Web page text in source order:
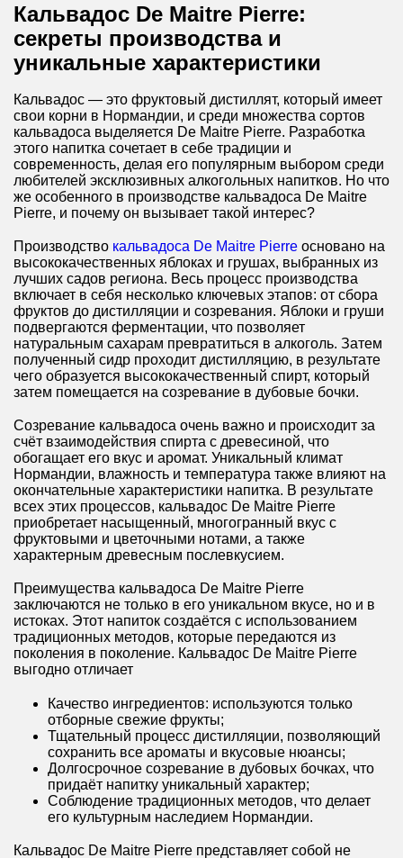
Кальвадос De Maitre Pierre:
секреты производства и
уникальные характеристики
Кальвадос — это фруктовый дистиллят, который имеет
свои корни в Нормандии, и среди множества сортов
кальвадоса выделяется De Maitre Pierre. Разработка
этого напитка сочетает в себе традиции и
современность, делая его популярным выбором среди
любителей эксклюзивных алкогольных напитков. Но что
же особенного в производстве кальвадоса De Maitre
Pierre, и почему он вызывает такой интерес?
Производство кальвадоса De Maitre Pierre основано на
высококачественных яблоках и грушах, выбранных из
лучших садов региона. Весь процесс производства
включает в себя несколько ключевых этапов: от сбора
фруктов до дистилляции и созревания. Яблоки и груши
подвергаются ферментации, что позволяет
натуральным сахарам превратиться в алкоголь. Затем
полученный сидр проходит дистилляцию, в результате
чего образуется высококачественный спирт, который
затем помещается на созревание в дубовые бочки.
Созревание кальвадоса очень важно и происходит за
счёт взаимодействия спирта с древесиной, что
обогащает его вкус и аромат. Уникальный климат
Нормандии, влажность и температура также влияют на
окончательные характеристики напитка. В результате
всех этих процессов, кальвадос De Maitre Pierre
приобретает насыщенный, многогранный вкус с
фруктовыми и цветочными нотами, а также
характерным древесным послевкусием.
Преимущества кальвадоса De Maitre Pierre
заключаются не только в его уникальном вкусе, но и в
истоках. Этот напиток создаётся с использованием
традиционных методов, которые передаются из
поколения в поколение. Кальвадос De Maitre Pierre
выгодно отличает
Качество ингредиентов: используются только
отборные свежие фрукты;
Тщательный процесс дистилляции, позволяющий
сохранить все ароматы и вкусовые нюансы;
Долгосрочное созревание в дубовых бочках, что
придаёт напитку уникальный характер;
Соблюдение традиционных методов, что делает
его культурным наследием Нормандии.
Кальвадос De Maitre Pierre представляет собой не